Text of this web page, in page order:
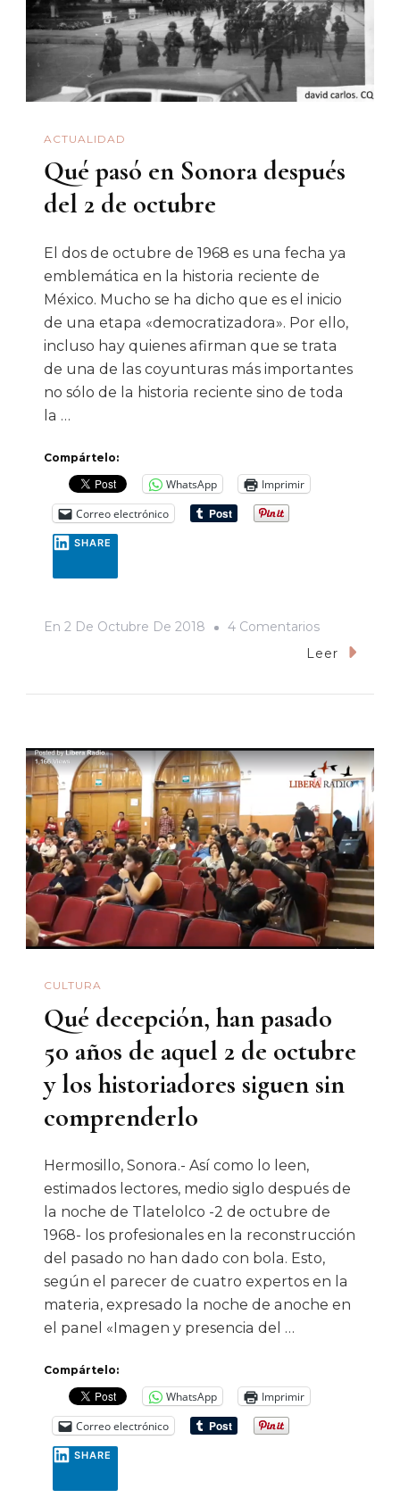
En
Sonora
ACTUALIDAD
Qué pasó en Sonora después
del 2 de octubre
El dos de octubre de 1968 es una fecha ya
emblemática en la historia reciente de
México. Mucho se ha dicho que es el inicio
de una etapa «democratizadora». Por ello,
incluso hay quienes afirman que se trata
de una de las coyunturas más importantes
no sólo de la historia reciente sino de toda
la …
Compártelo:
WhatsApp
Imprimir
Correo electrónico
SHARE
En 2 De Octubre De 2018 4 ComentariosEn
Qué
Después
Del
2
De
Octubre
Leer
CULTURA
Qué decepción, han pasado
50 años de aquel 2 de octubre
y los historiadores siguen sin
comprenderlo
Hermosillo, Sonora.- Así como lo leen,
estimados lectores, medio siglo después de
la noche de Tlatelolco -2 de octubre de
1968- los profesionales en la reconstrucción
del pasado no han dado con bola. Esto,
según el parecer de cuatro expertos en la
materia, expresado la noche de anoche en
el panel «Imagen y presencia del …
Compártelo:
WhatsApp
Imprimir
Correo electrónico
SHARE